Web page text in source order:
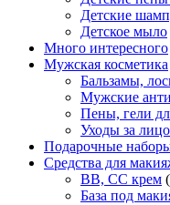
Детские
Детское мыло
Много интересного
Мужская косметика
Бальзамы,
Мужские
Пены, гели
Уходы за
Подарочные
Средства для
BB, CC крем
База под